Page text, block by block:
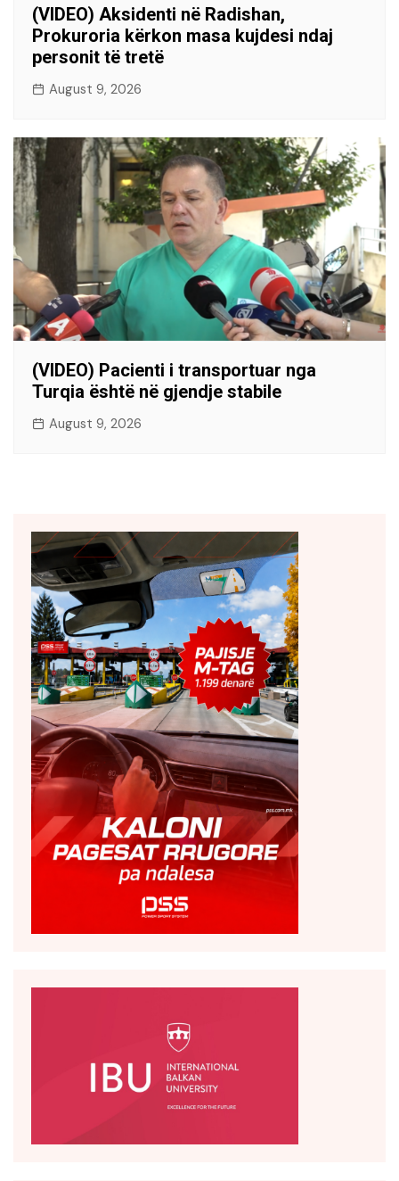
(VIDEO) Aksidenti në Radishan,
Prokuroria kërkon masa kujdesi ndaj
personit të tretë
August 9, 2026
(VIDEO) Pacienti i transportuar nga
Turqia është në gjendje stabile
August 9, 2026